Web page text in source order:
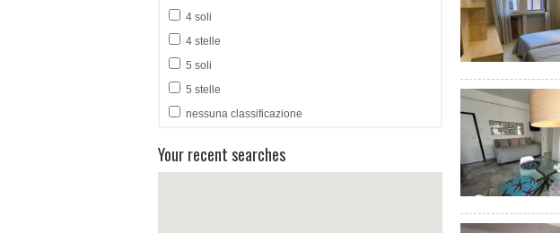
4 soli
4 stelle
5 soli
5 stelle
nessuna classificazione
Your recent searches